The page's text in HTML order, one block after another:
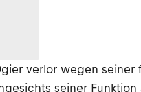
verlor wegen
seiner